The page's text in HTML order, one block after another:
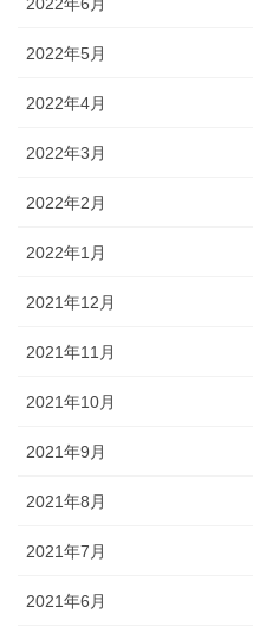
2022年5月
2022年4月
2022年3月
2022年2月
2022年1月
2021年12月
2021年11月
2021年10月
2021年9月
2021年8月
2021年7月
2021年6月